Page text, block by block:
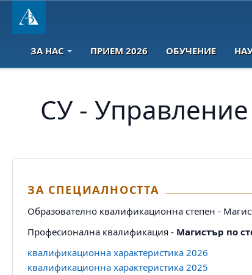
ЗА НАС ПРИЕМ 2026 ОБУЧЕНИЕ
СУ -
ЗА СПЕЦИАЛНОСТТА
Образователно квалификационна степен -
Професионална квалификация - Магистър по
квалификационна характеристика 2026
квалификационна характеристика 2025